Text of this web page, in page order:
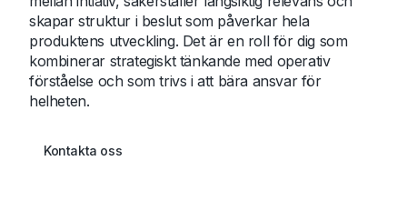
skapar struktur i beslut som påverkar hela
produktens utveckling. Det är en roll för dig som
kombinerar strategiskt tänkande med operativ
förståelse och som trivs i att bära ansvar för
helheten.
Kontakta oss